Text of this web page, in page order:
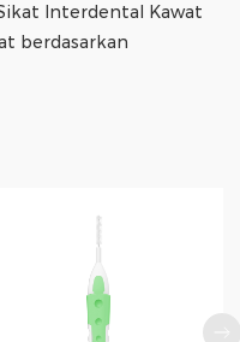
Interdental Kawat
berdasarkan